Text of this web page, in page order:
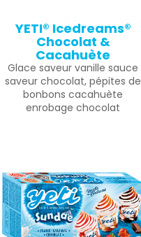
YETI® Icedreams®
Chocolat &
Cacahuète
Glace saveur vanille sauce
saveur chocolat, pépites de
bonbons cacahuète
enrobage chocolat